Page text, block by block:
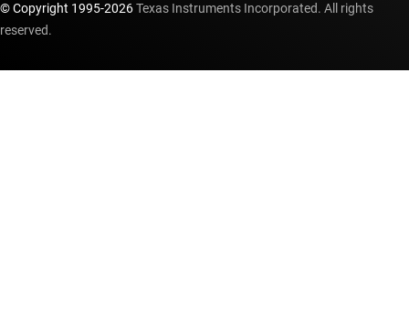
© Copyright 1995-2026Texas Instruments Incorporated. All rights
reserved.